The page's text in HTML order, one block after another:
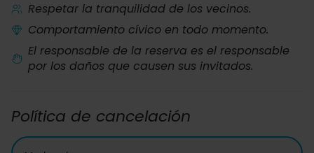
Respetar la tranquilidad de los vecinos.
Comportamiento cívico en todo momento.
El responsable de la reserva es el responsable
por los daños que causen sus invitados.
Política de cancelación